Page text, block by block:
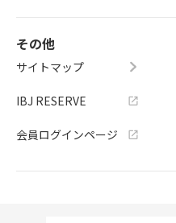
その他
サイトマップ
IBJ RESERVE
会員ログインページ